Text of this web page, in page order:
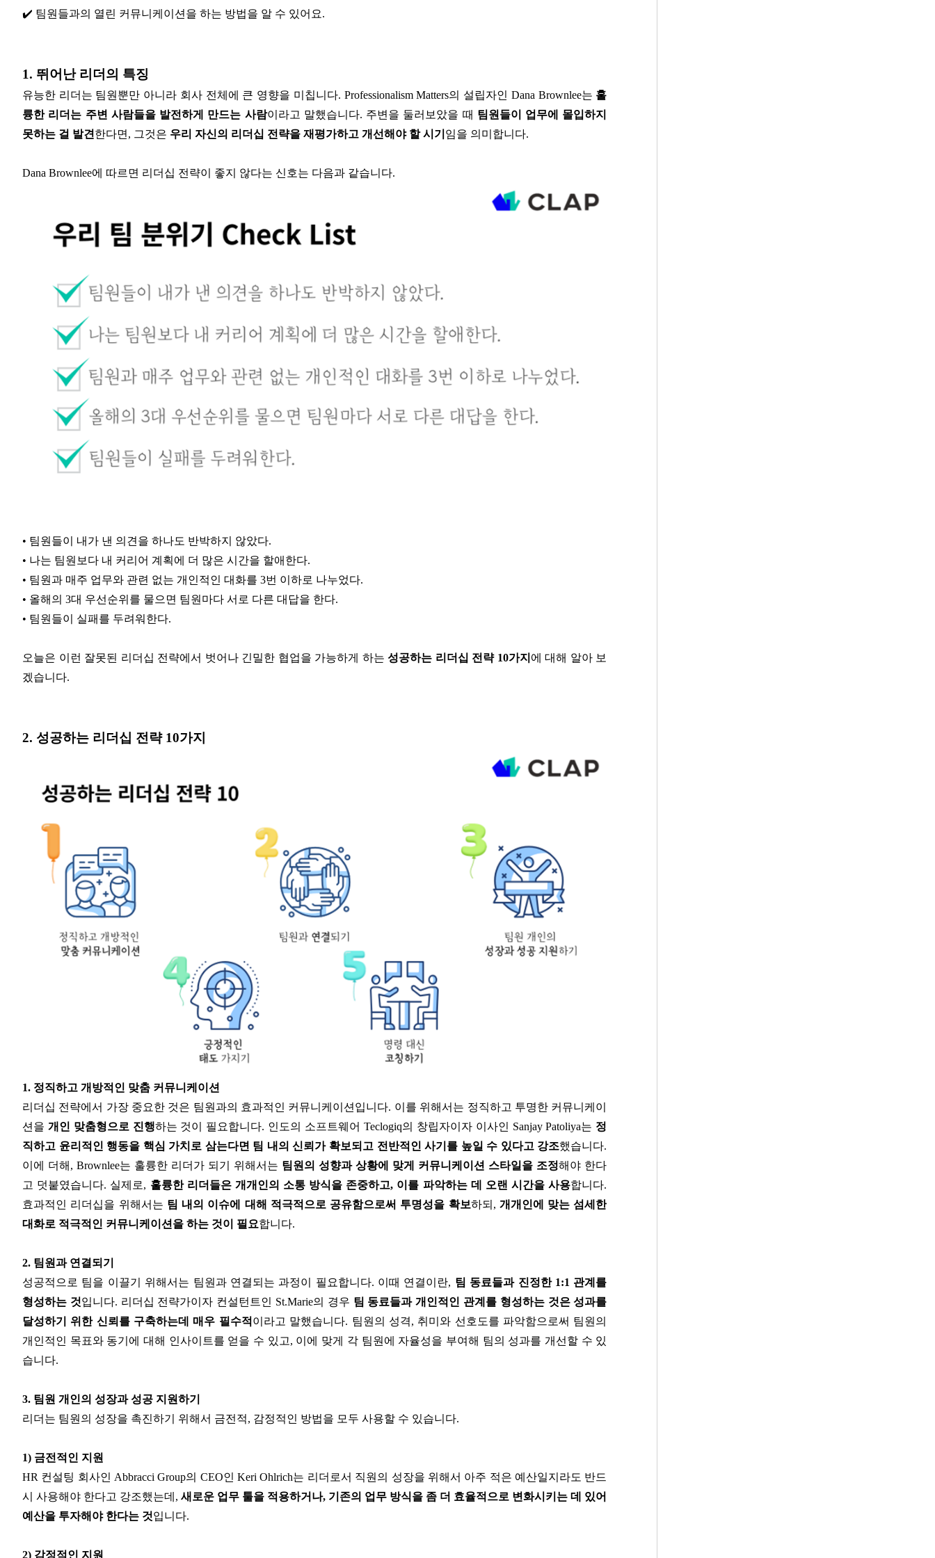
✔️ 팀원들과의 열린 커뮤니케이션을 하는 방법을 알 수 있어요.
1. 뛰어난 리더의 특징
유능한 리더는 팀원뿐만 아니라 회사 전체에 큰 영향을 미칩니다. Professionalism Matters의 설립자인 Dana Brownlee는 훌
륭한 리더는 주변 사람들을 발전하게 만드는 사람이라고 말했습니다. 주변을 둘러보았을 때 팀원들이 업무에 몰입하지
못하는 걸 발견 한다면, 그것은 우리 자신의 리더십 전략을 재평가하고 개선해야 할 시기 임을 의미합니다.
Dana Brownlee에 따르면 리더십 전략이 좋지 않다는 신호는 다음과 같습니다.
• 팀원들이 내가 낸 의견을 하나도 반박하지 않았다.
• 나는 팀원보다 내 커리어 계획에 더 많은 시간을 할애한다.
• 팀원과 매주 업무와 관련 없는 개인적인 대화를 3번 이하로 나누었다.
• 올해의 3대 우선순위를 물으면 팀원마다 서로 다른 대답을 한다.
• 팀원들이 실패를 두려워한다.
오늘은 이런 잘못된 리더십 전략에서 벗어나 긴밀한 협업을 가능하게 하는성공하는 리더십 전략 10가지 에 대해 알아 보
겠습니다.
2. 성공하는 리더십 전략 10가지
1. 정직하고 개방적인 맞춤 커뮤니케이션
리더십 전략에서 가장 중요한 것은 팀원과의 효과적인 커뮤니케이션입니다. 이를 위해서는 정직하고 투명한 커뮤니케이
션을 개인 맞춤형으로 진행하는 것이 필요합니다. 인도의 소프트웨어 Teclogiq의 창립자이자 이사인 Sanjay Patoliya는 정
직하고 윤리적인 행동을 핵심 가치로 삼는다면 팀 내의 신뢰가 확보되고 전반적인 사기를 높일 수 있다고 강조했습니다.
이에 더해, Brownlee는 훌륭한 리더가 되기 위해서는 팀원의 성향과 상황에 맞게 커뮤니케이션 스타일을 조정해야 한다
고 덧붙였습니다. 실제로, 훌륭한 리더들은 개개인의 소통 방식을 존중하고, 이를 파악하는 데 오랜 시간을 사용합니다.
효과적인 리더십을 위해서는 팀 내의 이슈에 대해 적극적으로 공유함으로써 투명성을 확보하되, 개개인에 맞는 섬세한
대화로 적극적인 커뮤니케이션을 하는 것이 필요합니다.
2. 팀원과 연결되기
성공적으로 팀을 이끌기 위해서는 팀원과 연결되는 과정이 필요합니다. 이때 연결이란, 팀 동료들과 진정한 1:1 관계를
형성하는 것입니다. 리더십 전략가이자 컨설턴트인 St.Marie의 경우 팀 동료들과 개인적인 관계를 형성하는 것은 성과를
달성하기 위한 신뢰를 구축하는데 매우 필수적 이라고 말했습니다. 팀원의 성격, 취미와 선호도를 파악함으로써 팀원의
개인적인 목표와 동기에 대해 인사이트를 얻을 수 있고, 이에 맞게 각 팀원에 자율성을 부여해 팀의 성과를 개선할 수 있
습니다.
3. 팀원 개인의 성장과 성공 지원하기
리더는 팀원의 성장을 촉진하기 위해서 금전적, 감정적인 방법을 모두 사용할 수 있습니다.
1) 금전적인 지원
HR 컨설팅 회사인 Abbracci Group의 CEO인 Keri Ohlrich는 리더로서 직원의 성장을 위해서 아주 적은 예산일지라도 반드
시 사용해야 한다고 강조했는데,새로운 업무 툴을 적용하거나, 기존의 업무 방식을 좀 더 효율적으로 변화시키는 데 있어
예산을 투자해야 한다는 것입니다.
2) 감정적인 지원